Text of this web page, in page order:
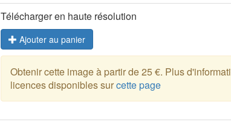
Télécharger en haute résolution
Ajouter au panier
Obtenir cette image à partir de 25 €. Plus
licences disponibles surcette page